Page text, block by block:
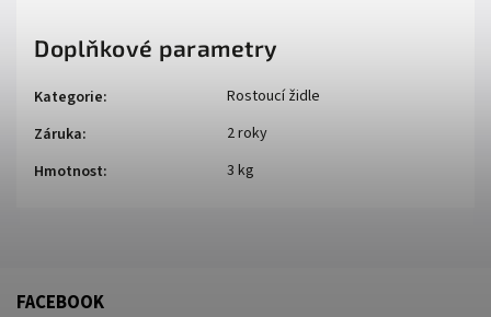
Doplňkové parametry
Kategorie:
Rostoucí židle
Záruka:
2 roky
Hmotnost: 3 kg
FACEBOOK